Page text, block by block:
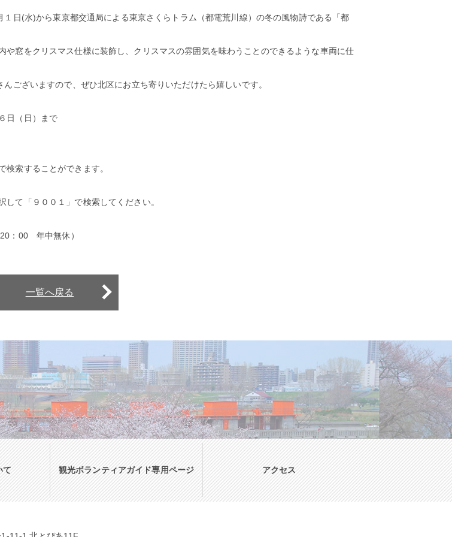
日(水)から東京都交通局による東京さくらトラム（都電荒川線）の冬の風物詩である「都
や窓をクリスマス仕様に装飾し、クリスマスの雰囲気を味わうことのできるような車両に仕
ございますので、ぜひ北区にお立ち寄りいただけたら嬉しいです。
日（日）まで
索することができます。
て「９００１」で検索してください。
：00 年中無休）
一覧へ戻る
て 観光ボランティアガイド専用ページ アクセス